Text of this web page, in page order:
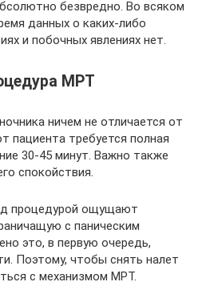
безвредно. Во всяком
данных о каких-либо
и побочных явлениях нет.
МРТ
ничем не отличается от
пациента требуется полная
30-45 минут. Важно также
спокойствия.
процедурой ощущают
с паническим
это, в первую очередь,
Поэтому, чтобы снять налет
с механизмом МРТ.